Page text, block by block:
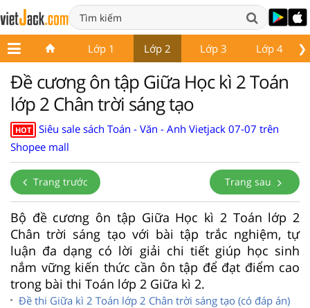
❯
Lớp 1 Lớp 2 Lớp 3 Lớp 4
Đề cương ôn tập Giữa Học kì 2 Toán
lớp 2 Chân trời sáng tạo
HOT
Siêu sale sách Toán - Văn - Anh Vietjack 07-07 trên
Shopee mall
Trang trước Trang sau
Bộ đề cương ôn tập Giữa Học kì 2 Toán lớp 2
Chân trời sáng tạo với bài tập trắc nghiệm, tự
luận đa dạng có lời giải chi tiết giúp học sinh
nắm vững kiến thức cần ôn tập để đạt điểm cao
trong bài thi Toán lớp 2 Giữa kì 2.
Đề thi Giữa kì 2 Toán lớp 2 Chân trời sáng tạo (có đáp án)